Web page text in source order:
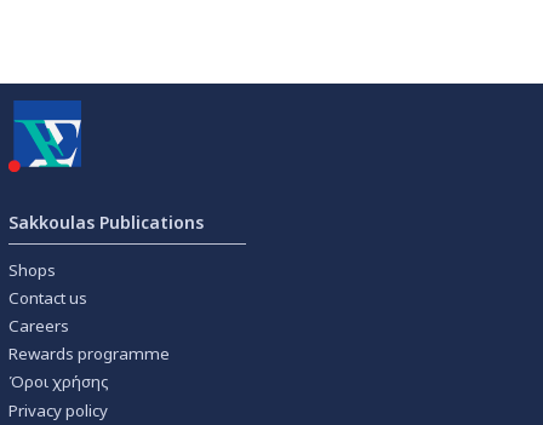
Sakkoulas Publications
Shops
Contact us
Careers
Rewards programme
Όροι χρήσης
Privacy policy